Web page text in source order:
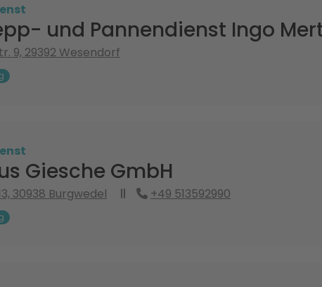
und Pannendienst Ingo
9, 29392 Wesendorf
Giesche GmbH
30938 Burgwedel +49 513592990